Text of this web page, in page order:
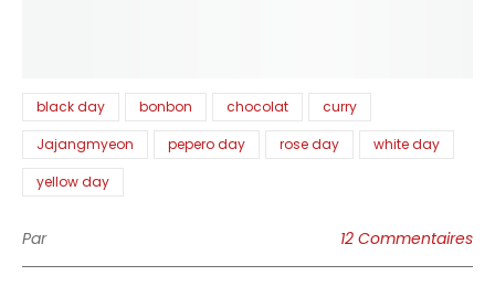
black day bonbon chocolat
curry
Jajangmyeon
pepero day rose day
white day
yellow day
Par 12 Commentaires